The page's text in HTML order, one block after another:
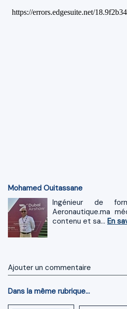
Mohamed Ouitassane
Ingénieur de
Aeronautique.ma
contenu et sa... En
Ajouter un commentaire
Dans la même rubrique...